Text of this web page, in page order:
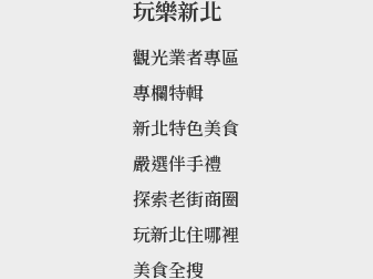
玩樂新北
觀光業者專區
專欄特輯
新北特色美食
嚴選伴手禮
探索老街商圈
玩新北住哪裡
美食全搜